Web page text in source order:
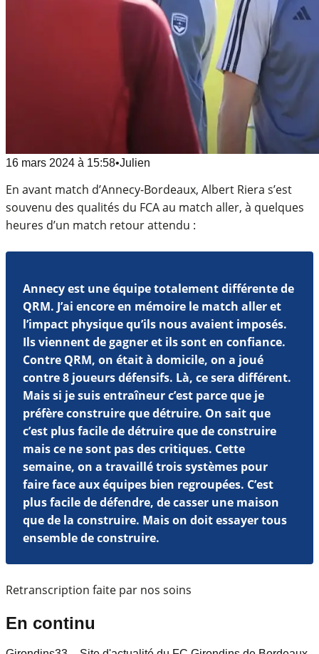
16 mars 2024 à 15:58•Julien
En avant match d’Annecy-Bordeaux, Albert Riera s’est
souvenu des qualités du FCA au match aller, à quelques
heures d’un match retour attendu :
Annecy est une équipe totalement différente de
QRM. J’ai encore en mémoire le match aller et
l’impact physique qu’ils nous avaient imposés.
Ils viennent de gagner et ils sont en confiance.
Contre QRM, on était à domicile, on a joué
contre 8 joueurs défensifs. Là, ce sera différent.
Mais si je suis entraîneur c’est parce que je
préfère construire que détruire. On sait que
c’est plus facile de détruire que de construire
mais ce ne sont pas des critiques. Cette
semaine, on a travaillé trois systèmes pour
faire face aux équipes bien regroupées. C’est
plus facile de défendre, de casser une maison
que de la construire. Mais on doit essayer tous
ensemble de construire.
Retranscription faite par nos soins
En continu